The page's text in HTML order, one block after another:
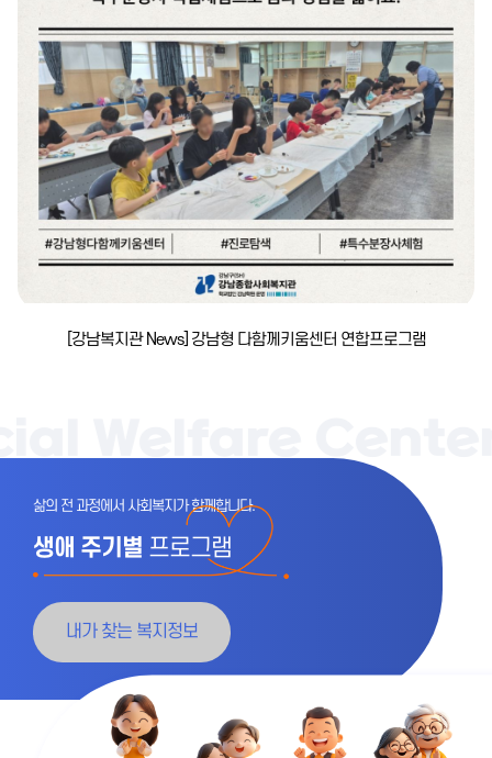
[강남복지관 News] 강남형 다함께키움센터 연합프로그램
삶의 전 과정에서 사회복지가 함께합니다.
생애 주기별 프로그램
내가 찾는 복지정보